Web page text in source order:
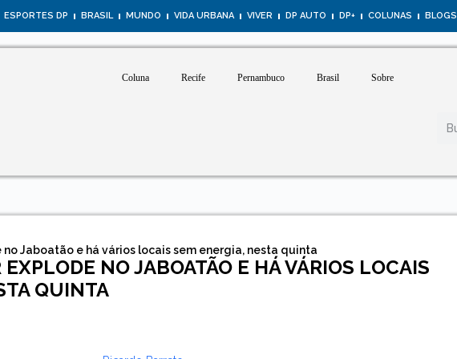
ESPORTES DP BRASIL MUNDO VIDA URBANA VIVER DP AUTO DP+ COLUNAS BLOGS
Coluna Recife Pernambuco Brasil Sobre
Jaboatão e há vários locais sem energia, nesta quinta
NO JABOATÃO E HÁ VÁRIOS LOCAIS
QUINTA